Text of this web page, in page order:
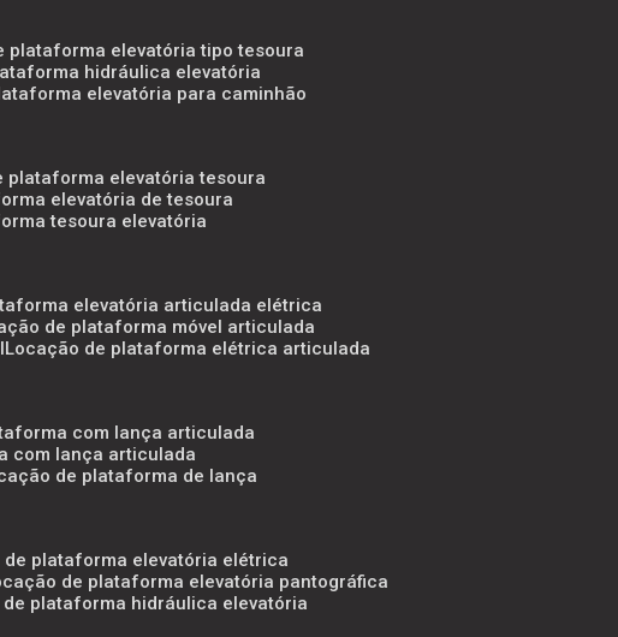
plataforma elevatória tipo tesoura
hidráulica elevatória
elevatória para caminhão
plataforma elevatória tesoura
elevatória de tesoura
tesoura elevatória
elevatória articulada elétrica
de plataforma móvel articulada
locação de plataforma elétrica articulada
com lança articulada
com lança articulada
de plataforma de lança
de plataforma elevatória elétrica
de plataforma elevatória pantográfica
de plataforma hidráulica elevatória